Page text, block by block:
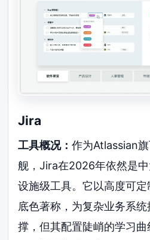
Jira
工具概况：作为Atlassian
舰，Jira在2026年依然是
设施级工具。它以高度可
底色著称，为复杂业务系
撑，但其配置陡峭的学习